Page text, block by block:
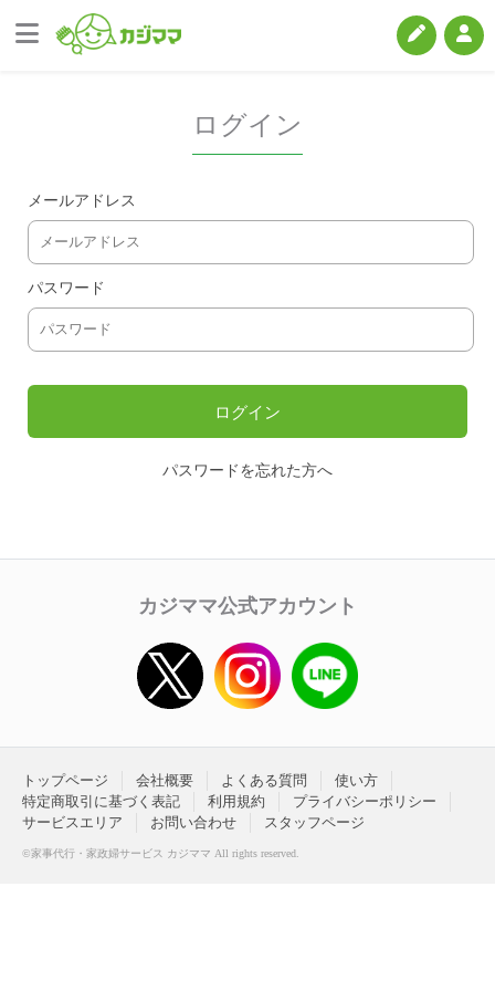
ログイン
メールアドレス
パスワード
パスワードを忘れた方へ
カジママ公式アカウント
トップページ 会社概要 よくある質問
使い方
特定商取引に基づく表記
利用規約
プライバシーポリシー
サービスエリア
お問い合わせ スタッフページ
©家事代行・家政婦サービス カジママ All rights reserved.